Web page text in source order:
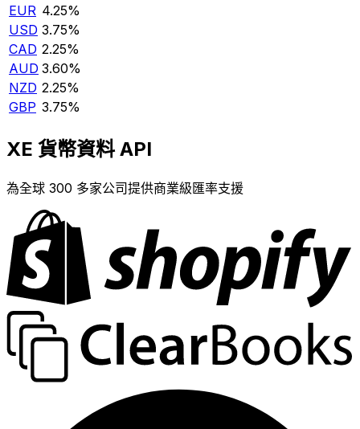
EUR 4.25%
USD 3.75%
CAD 2.25%
AUD 3.60%
NZD 2.25%
GBP 3.75%
XE 貨幣資料 API
為全球 300 多家公司提供商業級匯率支援